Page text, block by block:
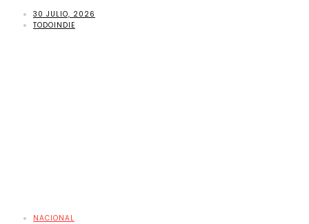
30 JULIO, 2026
TODOINDIE
NACIONAL